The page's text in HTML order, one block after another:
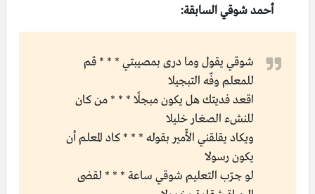
أحمد شوقي السابقة:
شوقي يقول وما درى بمصيبتي * * * قم
للمعلم وفّه التبجيلا
اقعد فديتك هل يكون مبجلًا * * * من كان
للنشء الصغار خليلا
ويكاد يقلقني الأّمير بقوله * * * كاد المعلم أن
يكون رسولا
لو جرّب التعليم شوقي ساعة * * * لقضى